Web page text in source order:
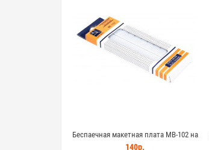
Беспаечная макетная плата MB-102 на
830 контактов с шинами питания для
140р.